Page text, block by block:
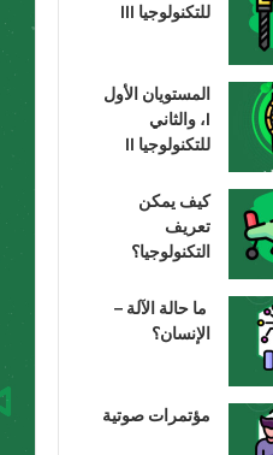
للتكنولوجيا III
المستويان الأول
I، والثاني
للتكنولوجيا II
كيف يمكن
تعريف
التكنولوجيا؟
ما حالة الآلة –
الإنسان؟
مؤتمرات صوتية